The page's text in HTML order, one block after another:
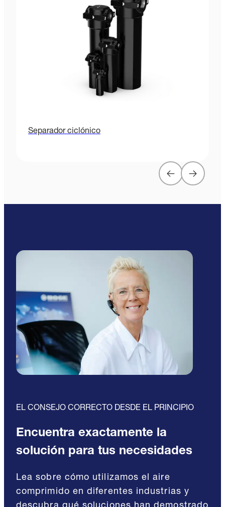
Separador ciclónico
EL CONSEJO CORRECTO DESDE EL PRINCIPIO
Encuentra exactamente la
solución para tus necesidades
Lea sobre cómo utilizamos el aire
comprimido en diferentes industrias y